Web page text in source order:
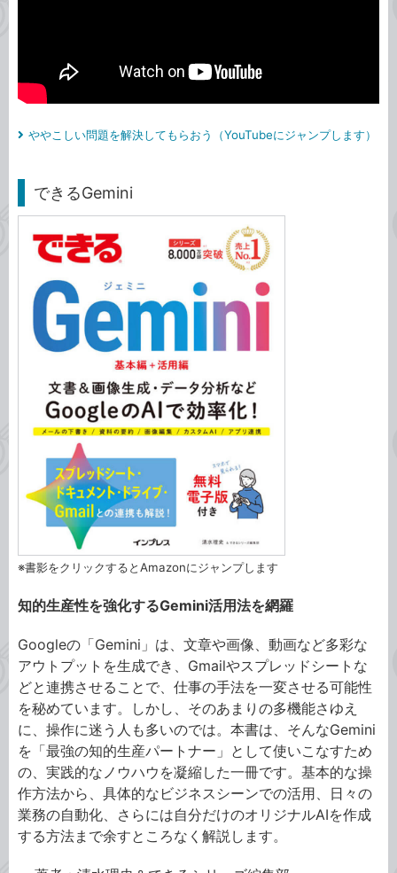
ややこしい問題を解決してもらおう（YouTubeにジャンプします）
できるGemini
※書影をクリックするとAmazonにジャンプします
知的生産性を強化するGemini活用法を網羅
Googleの「Gemini」は、文章や画像、動画など多彩な
アウトプットを生成でき、Gmailやスプレッドシートな
どと連携させることで、仕事の手法を一変させる可能性
を秘めています。しかし、そのあまりの多機能さゆえ
に、操作に迷う人も多いのでは。本書は、そんなGemini
を「最強の知的生産パートナー」として使いこなすため
の、実践的なノウハウを凝縮した一冊です。基本的な操
作方法から、具体的なビジネスシーンでの活用、日々の
業務の自動化、さらには自分だけのオリジナルAIを作成
する方法まで余すところなく解説します。